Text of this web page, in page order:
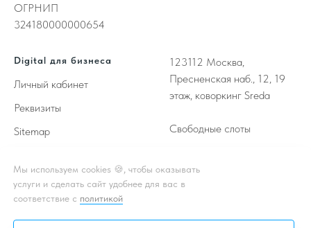
ОГРНИП
324180000000654
Digital для бизнеса
Личный кабинет
Реквизиты
Sitemap
123112 Москва,
Пресненская наб., 12, 19
этаж, коворкинг Sreda
Свободные слоты
Мы используем cookies 🍪, чтобы оказывать
услуги и сделать сайт удобнее для вас в
соответствие с политикой